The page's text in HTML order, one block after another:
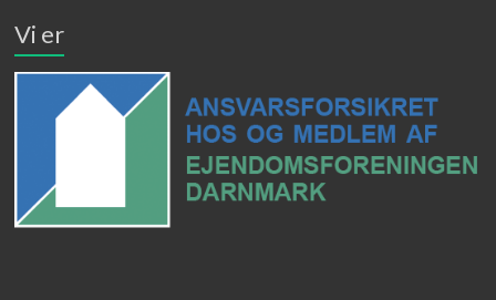
Vi er